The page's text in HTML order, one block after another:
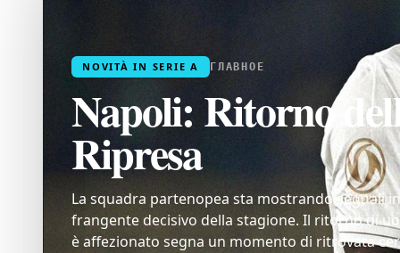
NOVITÀ IN SERIE A ГЛАВНОЕ
Napoli: Ritorno
Ripresa
La squadra partenopea sta mostrando segnali
frangente decisivo della stagione. Il ritorno di
è affezionato segna un momento di ritrovata